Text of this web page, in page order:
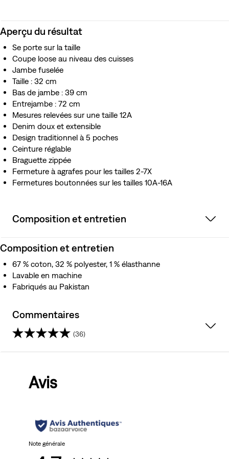
Aperçu du résultat
Se porte sur la taille
Coupe loose au niveau des cuisses
Jambe fuselée
Taille : 32 cm
Bas de jambe : 39 cm
Entrejambe : 72 cm
Mesures relevées sur une taille 12A
Denim doux et extensible
Design traditionnel à 5 poches
Ceinture réglable
Braguette zippée
Fermeture à agrafes pour les tailles 2-7X
Fermetures boutonnées sur les tailles 10A-16A
Composition et entretien
Composition et entretien
67 % coton, 32 % polyester, 1 % élasthanne
Lavable en machine
Fabriqués au Pakistan
Commentaires
(36)
avis
Avis
Note générale